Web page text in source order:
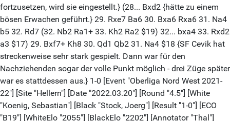
fortzusetzen, wird sie eingestellt.} (28... Bxd2 {hätte zu einem
bösen Erwachen geführt.} 29. Rxe7 Ba6 30. Bxa6 Rxa6 31. Na4
b5 32. Rd7 (32. Nb2 Ra1+ 33. Kh2 Ra2 $19) 32... bxa4 33. Rxd2
a3 $17) 29. Bxf7+ Kh8 30. Qd1 Qb2 31. Na4 $18 {SF Cevik hat
streckenweise sehr stark gespielt. Dann war für den
Nachziehenden sogar der volle Punkt möglich - drei Züge später
war es stattdessen aus.} 1-0 [Event "Oberliga Nord West 2021-
22"] [Site "Hellern"] [Date "2022.03.20"] [Round "4.5"] [White
"Koenig, Sebastian"] [Black "Stock, Joerg"] [Result "1-0"] [ECO
"B19"] [WhiteElo "2055"] [BlackElo "2202"] [Annotator "Thal"]